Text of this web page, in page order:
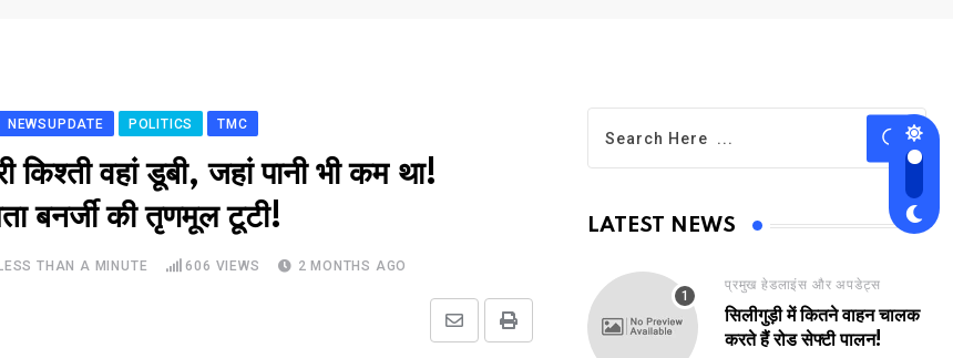
NEWSUPDATE POLITICS TMC
वहां डूबी, जहां पानी भी कम था!
बनर्जी की तृणमूल टूटी!
LESS THAN A MINUTE 606 VIEWS 2 MONTHS AGO
Print
Share
LATEST NEWS
प्रमुख हेडलाइंस और अपडेट्स
सिलीगुड़ी में कितने वाहन चालक
करते हैं रोड सेफ्टी पालन!